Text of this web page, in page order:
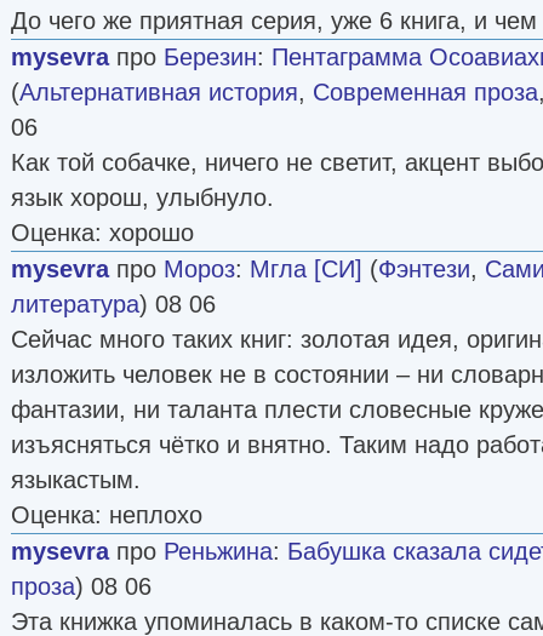
До чего же приятная серия, уже 6 книга, и
mysevraпро Березин: Пентаграмма
(Альтернативная история, Современная проза
06
Как той собачке, ничего не светит, акцент
язык хорош, улыбнуло.
Оценка: хорошо
mysevraпро Мороз: Мгла [СИ] (Фэнтези,
литература) 08 06
Сейчас много таких книг: золотая идея,
изложить человек не в состоянии – ни
фантазии, ни таланта плести словесные
изъясняться чётко и внятно. Таким надо
языкастым.
Оценка: неплохо
mysevraпро Реньжина: Бабушка сказала
проза) 08 06
Эта книжка упоминалась в каком-то списке